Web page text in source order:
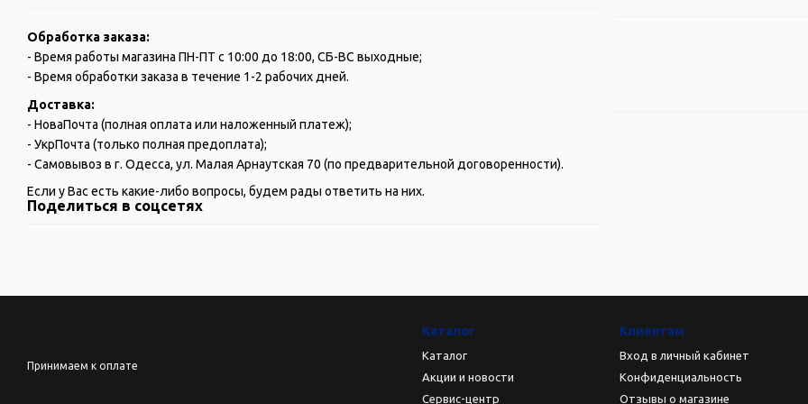
Обработка заказа:
- Время работы магазина ПН-ПТ с 10:00 до 18:00, СБ-ВС выходные;
- Время обработки заказа в течение 1-2 рабочих дней.
Доставка:
- НоваПочта (полная оплата или наложенный платеж);
- УкрПочта (только полная предоплата);
- Самовывоз в г. Одесса, ул. Малая Арнаутская 70 (по предварительной договоренности).
Если у Вас есть какие-либо вопросы, будем рады ответить на них.
Поделиться в соцсетях
Принимаем к оплате
Каталог
Каталог
Акции и новости
Сервис-центр
Клиентам
Вход в личный кабинет
Конфиденциальность
Отзывы о магазине